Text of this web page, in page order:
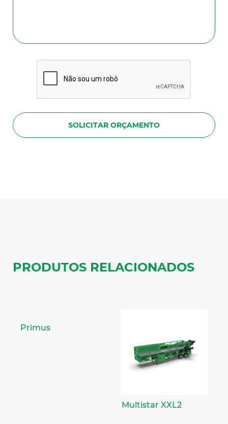
PRODUTOS RELACIONADOS
Multistar XXL2